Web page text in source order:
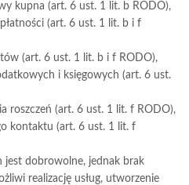
kupna (art. 6 ust. 1 lit. b RODO),
(art. 6 ust. 1 lit. b i f
(art. 6 ust. 1 lit. b i f RODO),
i księgowych (art. 6 ust.
roszczeń (art. 6 ust. 1 lit. f RODO),
kontaktu (art. 6 ust. 1 lit. f
jest dobrowolne, jednak brak
realizację usług, utworzenie